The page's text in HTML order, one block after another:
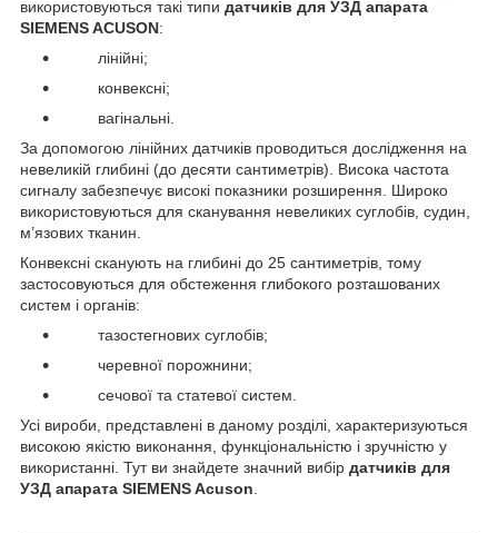
використовуються такі типи датчиків для УЗД апарата
SIEMENS ACUSON:
лінійні;
конвексні;
вагінальні.
За допомогою лінійних датчиків проводиться дослідження на
невеликій глибині (до десяти сантиметрів). Висока частота
сигналу забезпечує високі показники розширення. Широко
використовуються для сканування невеликих суглобів, судин,
м’язових тканин.
Конвексні сканують на глибині до 25 сантиметрів, тому
застосовуються для обстеження глибокого розташованих
систем і органів:
тазостегнових суглобів;
черевної порожнини;
сечової та статевої систем.
Усі вироби, представлені в даному розділі, характеризуються
високою якістю виконання, функціональністю і зручністю у
використанні. Тут ви знайдете значний вибір датчиків для
УЗД апарата SIEMENS Acuson